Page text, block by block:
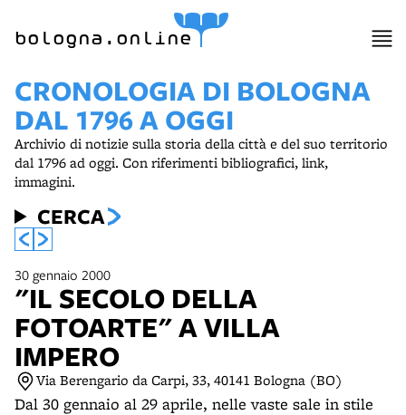
bologna.online
CRONOLOGIA DI BOLOGNA
DAL 1796 A OGGI
Archivio di notizie sulla storia della città e del suo territorio
dal 1796 ad oggi. Con riferimenti bibliografici, link,
immagini.
CERCA
30 gennaio 2000
"IL SECOLO DELLA
FOTOARTE" A VILLA
IMPERO
Via Berengario da Carpi, 33, 40141 Bologna (BO)
Dal 30 gennaio al 29 aprile, nelle vaste sale in stile